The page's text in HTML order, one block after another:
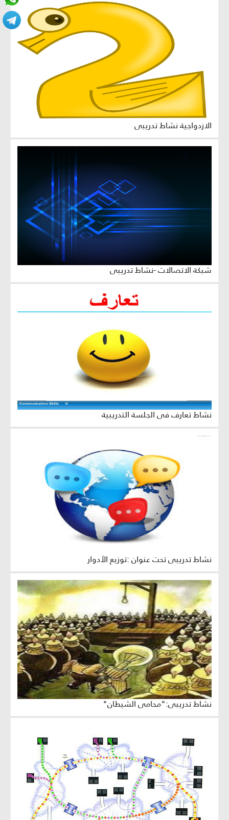
الازدواجية نشاط تدريبي
شبكة الاتصالات -نشاط تدريبي
نشاط تعارف في الجلسة التدريبية
نشاط تدريبي تحت عنوان :توزيع الأدوار
نشاط تدريبي:"محامي الشيطان"